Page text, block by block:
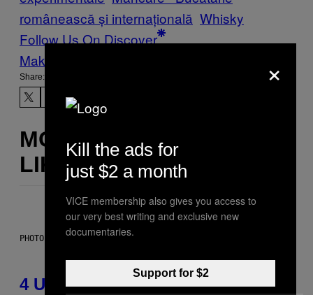
românească și internațională Whisky
Follow Us On Discover
Make Us Preferred In Top Stories
Share:
MORE
LIKE THIS
PHOTO: GCSHUTTER / GETTY IMAGES
4 Unexpected but Common
×
Kill the ads for
just $2 a month
VICE membership also gives you access to
our very best writing and exclusive new
documentaries.
Support for $2